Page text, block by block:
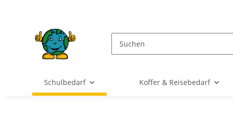
Schulbedarf Koffer & Reisebedarf